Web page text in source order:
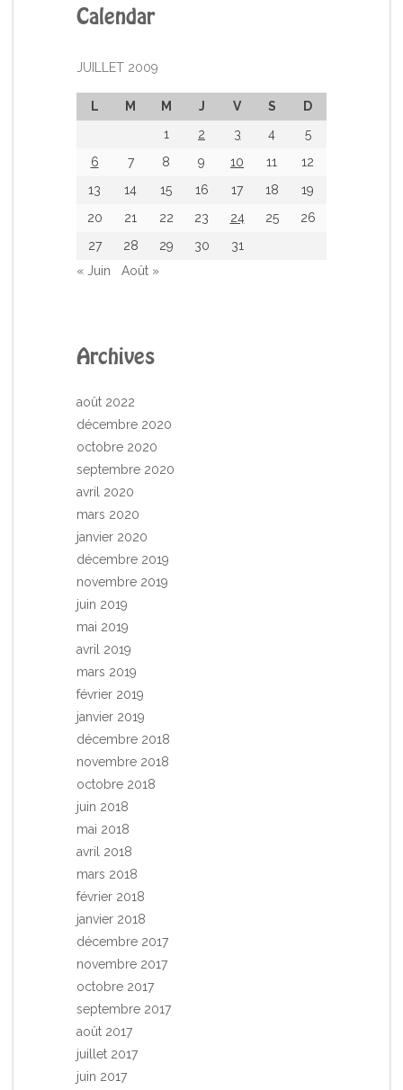
Calendar
JUILLET 2009
L M M J V S
D
1
2 3 4
5
6
7 8 9 10 11
12
13
14 15 16 17 18
19
20
21 22 23 24 25
26
27
28 29 30
31
« Juin
Août »
Archives
août 2022
décembre 2020
octobre 2020
septembre 2020
avril 2020
mars 2020
janvier 2020
décembre 2019
novembre 2019
juin 2019
mai 2019
avril 2019
mars 2019
février 2019
janvier 2019
décembre 2018
novembre 2018
octobre 2018
juin 2018
mai 2018
avril 2018
mars 2018
février 2018
janvier 2018
décembre 2017
novembre 2017
octobre 2017
septembre 2017
août 2017
juillet 2017
juin 2017